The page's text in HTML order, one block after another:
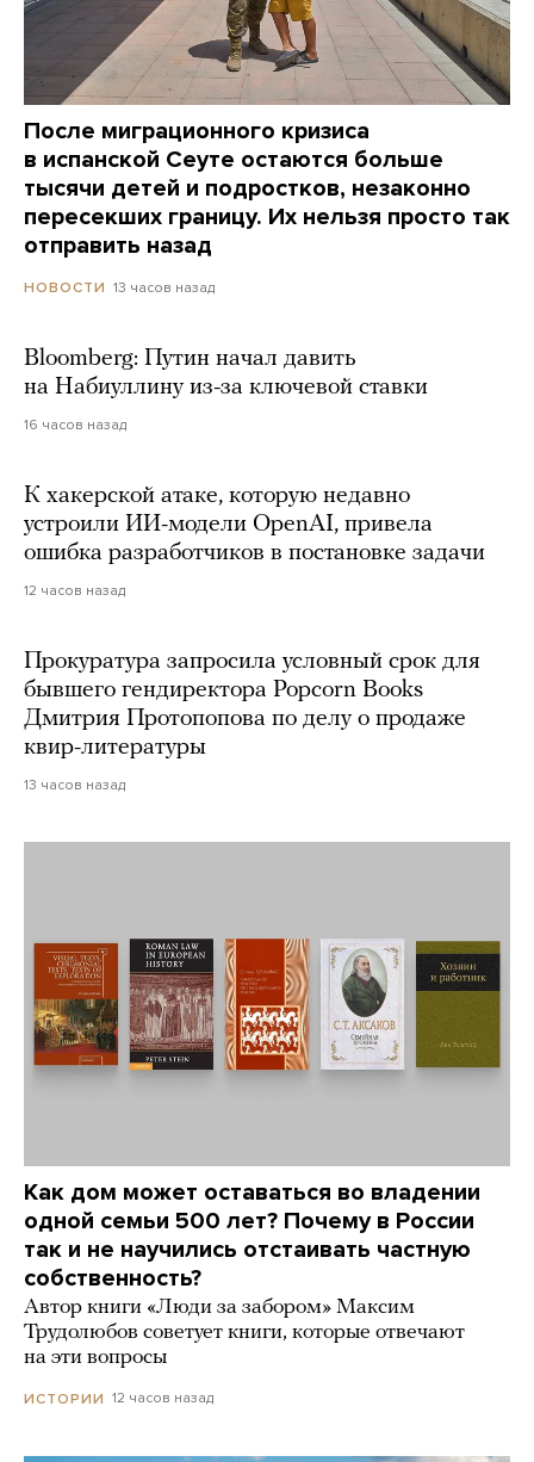
После миграционного кризиса
в испанской Сеуте остаются больше
тысячи детей и подростков, незаконно
пересекших границу. Их нельзя просто так
отправить назад
НОВОСТИ 13 часов назад
Bloomberg: Путин начал давить
на Набиуллину из-за ключевой ставки
16 часов назад
К хакерской атаке, которую недавно
устроили ИИ-модели OpenAI, привела
ошибка разработчиков в постановке задачи
12 часов назад
Прокуратура запросила условный срок для
бывшего гендиректора Popcorn Books
Дмитрия Протопопова по делу о продаже
квир-литературы
13 часов назад
Как дом может оставаться во владении
одной семьи 500 лет? Почему в России
так и не научились отстаивать частную
собственность?
Автор книги «Люди за забором» Максим
Трудолюбов советует книги, которые отвечают
на эти вопросы
ИСТОРИИ 12 часов назад